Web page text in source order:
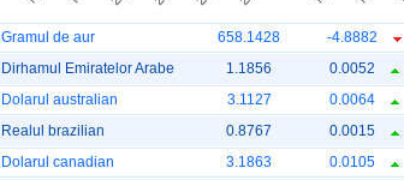
Gramul de aur 658.1428 -4.8882
Dirhamul Emiratelor Arabe 1.1856 0.0052
Dolarul australian 3.1127 0.0064
Realul brazilian 0.8767 0.0015
Dolarul canadian 3.1863 0.0105